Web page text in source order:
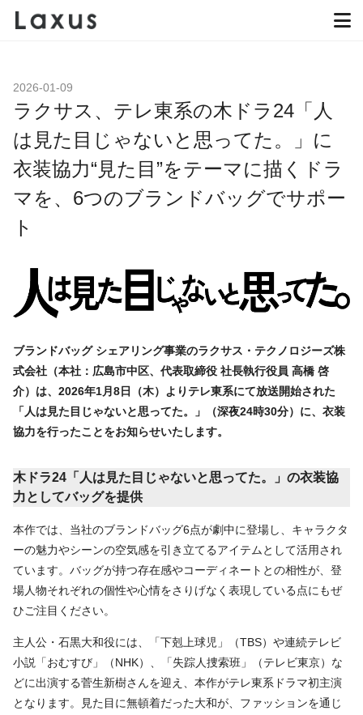
2026-01-09
ラクサス、テレ東系の木ドラ24「人
は見た目じゃないと思ってた。」に
衣装協力“見た目”をテーマに描くドラ
マを、6つのブランドバッグでサポー
ト
ブランドバッグ シェアリング事業のラクサス・テクノロジーズ株
式会社（本社：広島市中区、代表取締役 社長執行役員 高橋 啓
介）は、2026年1月8日（木）よりテレ東系にて放送開始された
「人は見た目じゃないと思ってた。」（深夜24時30分）に、衣装
協力を行ったことをお知らせいたします。
木ドラ24「人は見た目じゃないと思ってた。」の衣装協
力としてバッグを提供
本作では、当社のブランドバッグ6点が劇中に登場し、キャラクタ
ーの魅力やシーンの空気感を引き立てるアイテムとして活用され
ています。バッグが持つ存在感やコーディネートとの相性が、登
場人物それぞれの個性や心情をさりげなく表現している点にもぜ
ひご注目ください。
主人公・石黒大和役には、「下剋上球児」（TBS）や連続テレビ
小説「おむすび」（NHK）、「失踪人捜索班」（テレビ東京）な
どに出演する菅生新樹さんを迎え、本作がテレ東系ドラマ初主演
となります。見た目に無頓着だった大和が、ファッションを通じ